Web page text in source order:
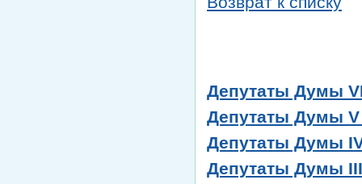
Депутаты Думы VI
Депутаты Думы V
Депутаты Думы IV
Депутаты Думы III